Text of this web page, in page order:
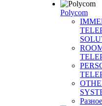
Polycom
Разное